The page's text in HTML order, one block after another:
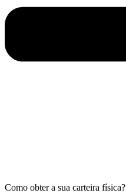
Como obter a sua carteira física?